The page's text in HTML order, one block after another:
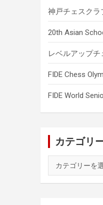
神戸チェスクラ
20th Asian
レベルアップ
FIDE Chess
FIDE World
カテゴリ
ゴ